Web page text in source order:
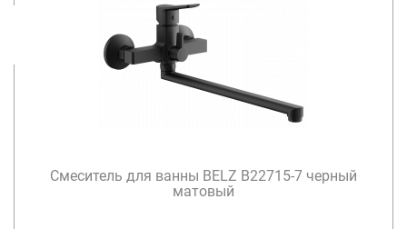
Смеситель для ванны BELZ B22715-7 черный
матовый